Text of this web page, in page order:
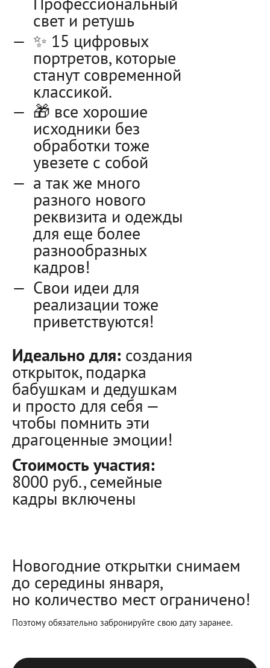
свет и ретушь
✨ 15 цифровых
портретов, которые
станут современной
классикой.
🎁 все хорошие
исходники без
обработки тоже
увезете с собой
а так же много
разного нового
реквизита и одежды
для еще более
разнообразных
кадров!
Свои идеи для
реализации тоже
приветствуются!
Идеально для: создания
открыток, подарка
бабушкам и дедушкам
и просто для себя —
чтобы помнить эти
драгоценные эмоции!
Стоимость участия:
8000 руб., семейные
кадры включены
Новогодние открытки снимаем
до середины января,
но количество мест ограничено!
Поэтому обязательно забронируйте свою дату заранее.